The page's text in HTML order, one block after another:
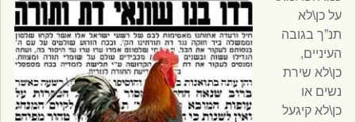
על כן\לא
תנ”ך בגובה
העיניים,
כן\לא שירת
נשים או
כן\לא קיגעל